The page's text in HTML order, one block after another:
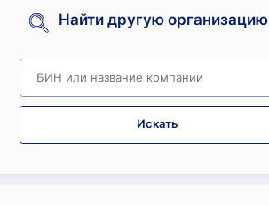
Найти другую организацию
Искать